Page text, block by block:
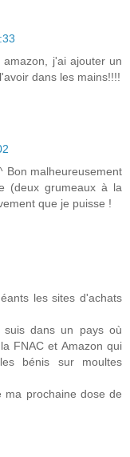
j'ai ajouter un
dans les mains!!!!
Bon malheureusement
(deux grumeaux à la
que je puisse !
les sites d'achats
dans un pays où
FNAC et Amazon qui
bénis sur moultes
ma prochaine dose de